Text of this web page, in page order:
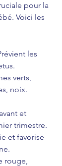
pour la
Voici les
les
verts,
noix.
et
trimestre.
et favorise
rouge,